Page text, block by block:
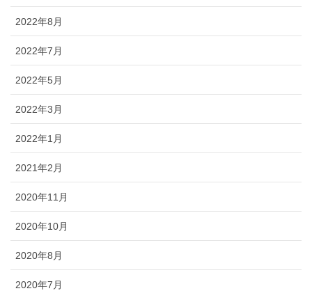
2022年8月
2022年7月
2022年5月
2022年3月
2022年1月
2021年2月
2020年11月
2020年10月
2020年8月
2020年7月